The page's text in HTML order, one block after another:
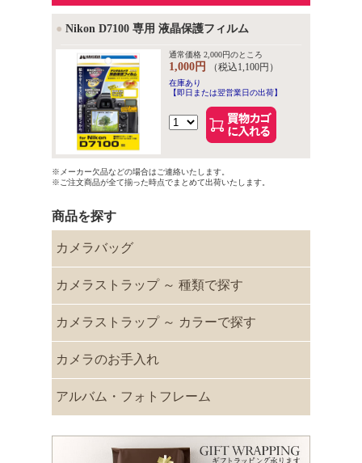
● Nikon D7100 専用 液晶保護フィルム
通常価格 2,000円のところ
1,000円 （税込1,100円）
在庫あり
【即日または翌営業日の出荷】
※メーカー欠品などの場合はご連絡いたします。
※ご注文商品が全て揃った時点でまとめて出荷いたします。
商品を探す
カメラバッグ
カメラストラップ ～ 種類で探す
カメラストラップ ～ カラーで探す
カメラのお手入れ
アルバム・フォトフレーム